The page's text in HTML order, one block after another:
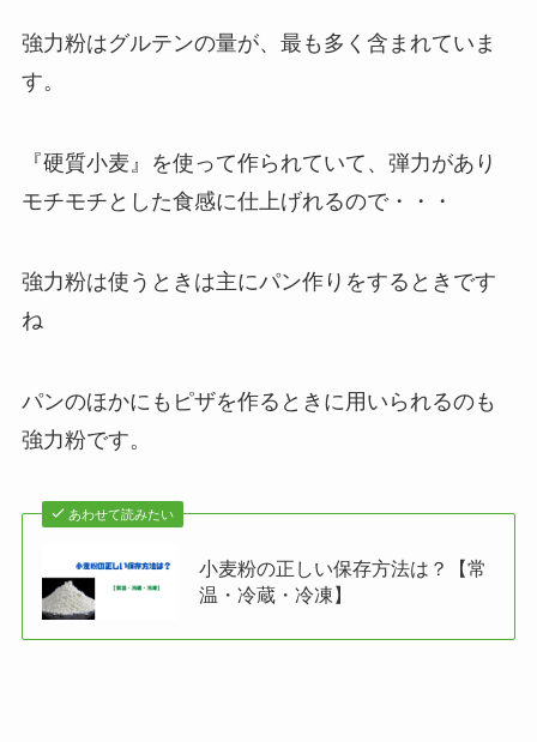
強力粉はグルテンの量が、最も多く含まれていま
す。
『硬質小麦』を使って作られていて、弾力があり
モチモチとした食感に仕上げれるので・・・
強力粉は使うときは主にパン作りをするときです
ね
パンのほかにもピザを作るときに用いられるのも
強力粉です。
あわせて読みたい
小麦粉の正しい保存方法は？【常
温・冷蔵・冷凍】